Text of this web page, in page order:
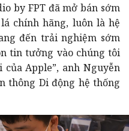
by FPT đã mở bán sớm
chính hãng, luôn là hệ
đến trải nghiệm sớm
tin tưởng vào chúng tôi
Apple”, anh Nguyễn
thông Di động hệ thống